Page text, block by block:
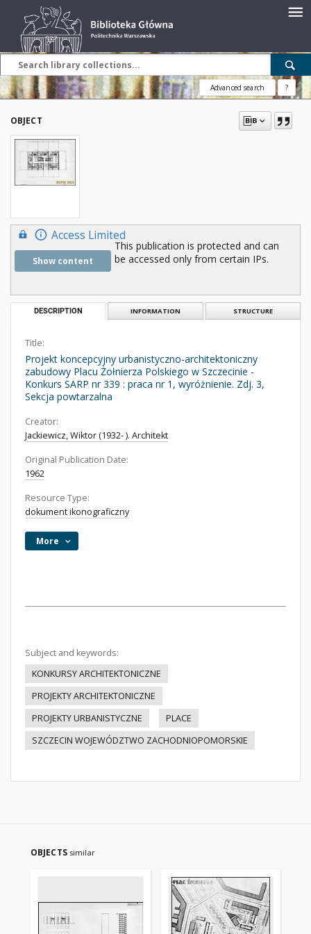
Advanced search ?
OBJECT
Access Limited
Show content
This publication is protected and can
be accessed only from certain IPs.
DESCRIPTION INFORMATION STRUCTURE
Title:
Projekt koncepcyjny urbanistyczno-architektoniczny
zabudowy Placu Żołnierza Polskiego w Szczecinie -
Konkurs SARP nr 339 : praca nr 1, wyróżnienie. Zdj. 3,
Sekcja powtarzalna
Creator:
Jackiewicz, Wiktor (1932- ). Architekt
Original Publication Date:
1962
Resource Type:
dokument ikonograficzny
More
Subject and keywords:
KONKURSY ARCHITEKTONICZNE
PROJEKTY ARCHITEKTONICZNE
PROJEKTY URBANISTYCZNE
PLACE
SZCZECIN WOJEWÓDZTWO ZACHODNIOPOMORSKIE
OBJECTS similar